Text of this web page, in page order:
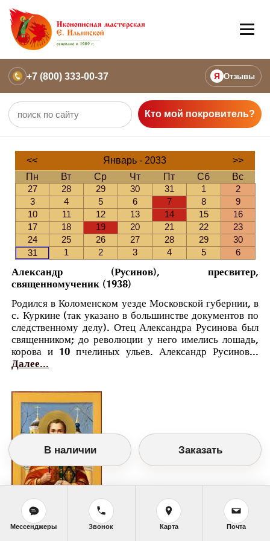
+7 (800) 333-00-37 Я Отзывы
Кто мой покровитель?
<< Январь - 2033
>>
Пн
Вт Ср Чт Пт Сб
Вс
27
28 29 30 31 1
2
3
4 5 6 7 8
9
10
11 12 13 14 15
16
17
18 19 20 21 22
23
24
25 26 27 28 29
30
31
1 2 3 4 5 6
Александр (Русинов), пресвитер,
священномученик (1938)
Родился в Коломенском уезде Московской губернии, в
с. Куркине (так указано в большинстве документов по
следственному делу). Отец Александра Русинова был
священником; до революции у него имелись лошадь,
корова и 10 пчелиных ульев. Александр Русинов...
Далее...
Православный календарь
В наличии Заказать
Мессенджеры Звонок Карта Почта